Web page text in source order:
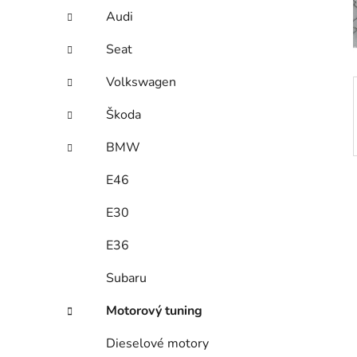
p
a
e
l
Audi
Seat
Volkswagen
Škoda
BMW
E46
E30
E36
Subaru
Motorový tuning
Dieselové motory